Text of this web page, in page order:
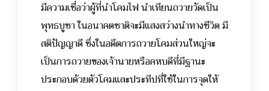
มีความเชื่อว่าผู้ที่นำโคมไฟ นำเทียนถวายวัดเป็น
พุทธบูชา ในอนาคตชาติจะมีแสงสว่างนำทางชีวิต มี
สติปัญญาดี ซึ่งในอดีตการถวายโคมส่วนใหญ่จะ
เป็นการถวายของเจ้านายหรือคหบดีที่มีฐานะ
ประกอบด้วยตัวโคมและประทีปที่ใช้ในการจุดให้